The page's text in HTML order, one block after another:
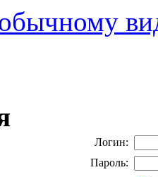
Логин:
Пароль: